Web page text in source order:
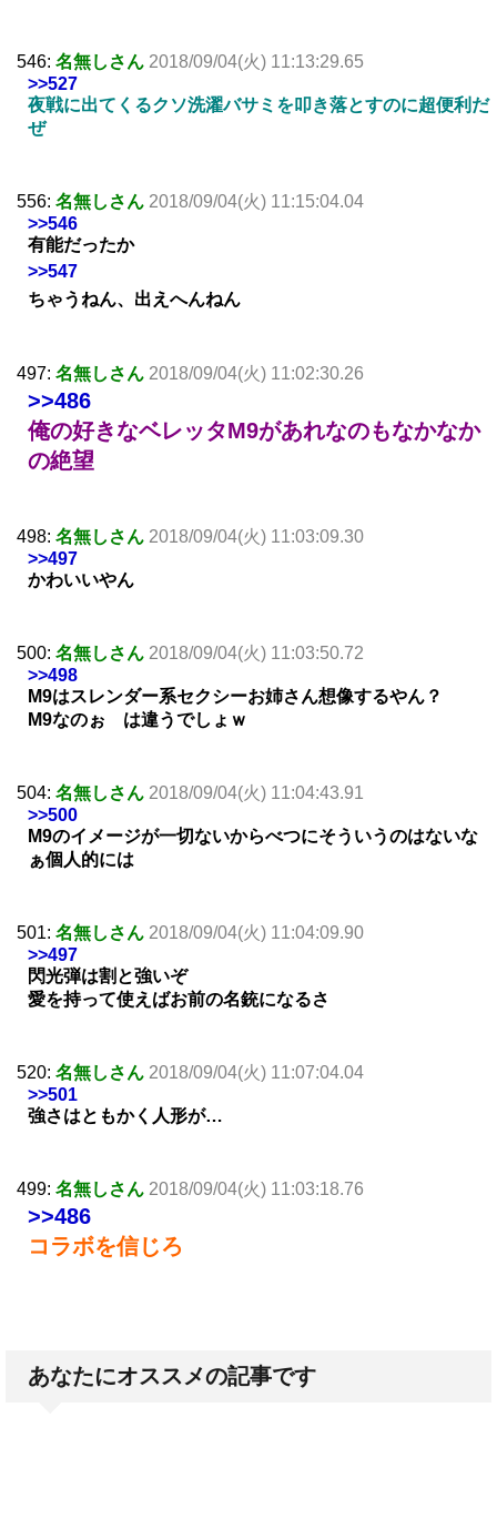
546: 名無しさん 2018/09/04(火) 11:13:29.65
>>527
夜戦に出てくるクソ洗濯バサミを叩き落とすのに超便利だ
ぜ
556: 名無しさん 2018/09/04(火) 11:15:04.04
>>546
有能だったか
>>547
ちゃうねん、出えへんねん
497: 名無しさん 2018/09/04(火) 11:02:30.26
>>486
俺の好きなベレッタM9があれなのもなかなか
の絶望
498: 名無しさん 2018/09/04(火) 11:03:09.30
>>497
かわいいやん
500: 名無しさん 2018/09/04(火) 11:03:50.72
>>498
M9はスレンダー系セクシーお姉さん想像するやん？
M9なのぉ は違うでしょｗ
504: 名無しさん 2018/09/04(火) 11:04:43.91
>>500
M9のイメージが一切ないからべつにそういうのはないな
ぁ個人的には
501: 名無しさん 2018/09/04(火) 11:04:09.90
>>497
閃光弾は割と強いぞ
愛を持って使えばお前の名銃になるさ
520: 名無しさん 2018/09/04(火) 11:07:04.04
>>501
強さはともかく人形が…
499: 名無しさん 2018/09/04(火) 11:03:18.76
>>486
コラボを信じろ
あなたにオススメの記事です